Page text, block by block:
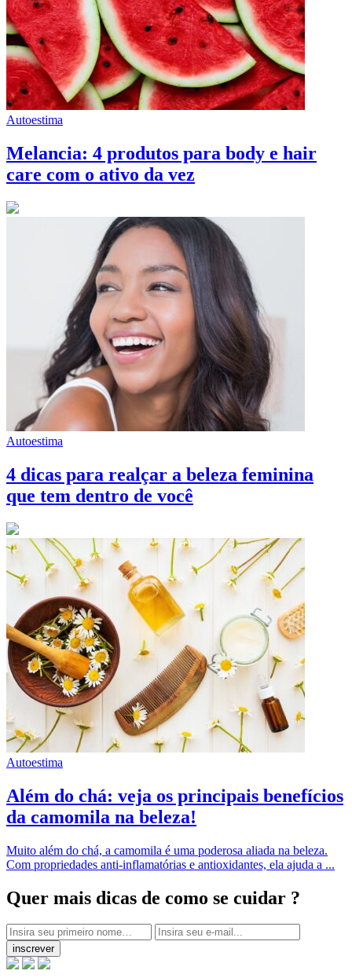
Autoestima
Melancia: 4 produtos para body e hair
care com o ativo da vez
Autoestima
4 dicas para realçar a beleza feminina
que tem dentro de você
Autoestima
Além do chá: veja os principais benefícios
da camomila na beleza!
Muito além do chá, a camomila é uma poderosa aliada na beleza.
Com propriedades anti-inflamatórias e antioxidantes, ela ajuda a ...
Quer mais dicas de como se cuidar ?
inscrever